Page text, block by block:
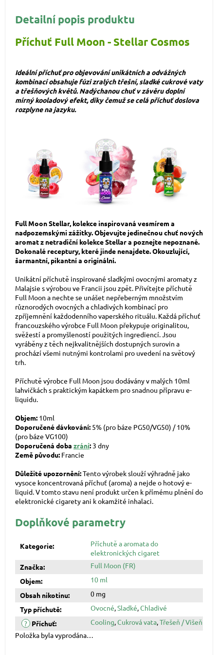
Detailní popis produktu
Příchuť Full Moon - Stellar Cosmos
Ideální příchuť pro objevování unikátních a odvážných
kombinací obsahuje fúzi zralých třešní, sladké cukrové vaty
a třešňových květů. Nadýchanou chuť v závěru doplní
mírný kooladový efekt, díky čemuž se celá příchuť doslova
rozplyne na jazyku.
Full Moon Stellar, kolekce inspirovaná vesmírem a
nadpozemskými zážitky. Objevujte jedinečnou chuť nových
aromat z netradiční kolekce Stellar a poznejte nepoznané.
Dokonalé receptury, které jinde nenajdete. Okouzlující,
šarmantní, pikantní a originální.
Unikátní příchutě inspirované sladkými ovocnými aromaty z
Malajsie s výrobou ve Francii jsou zpět. Přivítejte příchutě
Full Moon a nechte se unášet nepřeberným množstvím
různorodých ovocných a chladivých kombinací pro
zpříjemnění každodenního vaperského rituálu. Každá příchuť
francouzského výrobce Full Moon překypuje originalitou,
svěžestí a promyšleností použitých ingrediencí. Jsou
vyráběny z těch nejkvalitnějších dostupných surovin a
prochází všemi nutnými kontrolami pro uvedení na světový
trh.
Příchutě výrobce Full Moon jsou dodávány v malých 10ml
lahvičkách s praktickým kapátkem pro snadnou přípravu e-
liquidu.
Objem: 10ml
Doporučené dávkování: 5% (pro báze PG50/VG50) / 10%
(pro báze VG100)
Doporučená doba zrání: 3 dny
Země původu: Francie
Důležité upozornění:Tento výrobek slouží výhradně jako
vysoce koncentrovaná příchuť (aroma) a nejde o hotový e-
liquid. V tomto stavu není produkt určen k přímému plnění do
elektronické cigarety ani k okamžité inhalaci.
Doplňkové parametry
Kategorie:
Příchutě a aromata do
elektronických cigaret
Značka:
Full Moon (FR)
Objem:
10 ml
Obsah nikotinu:
0 mg
Typ příchutě: Ovocné,Sladké,Chladivé
? Příchuť: Cooling,Cukrová vata,Třešeň / Višeň
Položka byla vyprodána…